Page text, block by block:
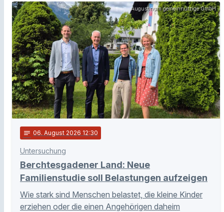
Augustinum gemeinnützige GmbH
notes 06. August 2026 12:30
Untersuchung
Berchtesgadener Land: Neue
Familienstudie soll Belastungen aufzeigen
Wie stark sind Menschen belastet, die kleine Kinder
erziehen oder die einen Angehörigen daheim